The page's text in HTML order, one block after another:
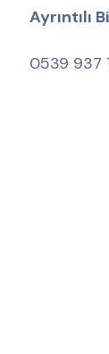
Ayrıntılı
0539 937